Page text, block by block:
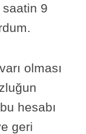
saatin 9
olması
hesabı
geri